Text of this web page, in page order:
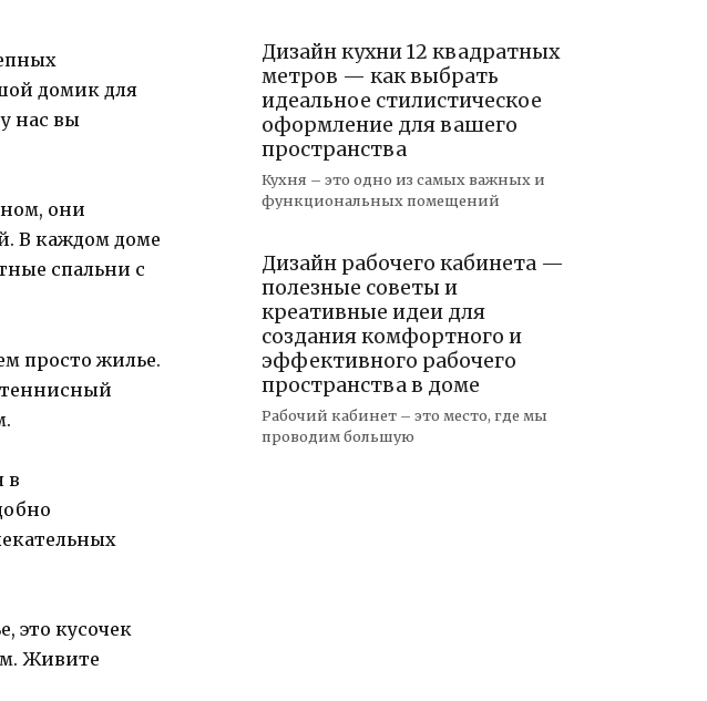
домик для
нас вы
они
В каждом доме
спальни с
просто жилье.
в
это кусочек
Живите
Дизайн кухни 12 квадратных
метров — как выбрать
идеальное стилистическое
оформление для вашего
пространства
Кухня – это одно из самых важных и
функциональных помещений
Дизайн рабочего кабинета —
полезные советы и
креативные идеи для
создания комфортного и
эффективного рабочего
пространства в доме
Рабочий кабинет – это место, где мы
проводим большую